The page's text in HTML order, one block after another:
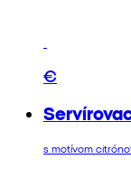
€
s motívom